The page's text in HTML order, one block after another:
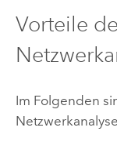
Vorteile
Im Folgenden